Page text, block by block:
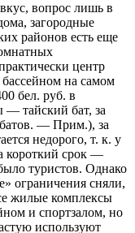
вопрос лишь в
загородные
районов есть еще
центр
на самом
бел. руб. в
— тайский бат, за
батов. — Прим.), за
недорого, т. к. у
короткий срок —
туристов. Однако
ограничения сняли,
жилые комплексы
и спортзалом, но
используют